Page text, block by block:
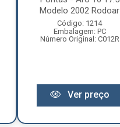
Modelo 2002 Rodoar
Código: 1214
Embalagem: PC
Número Original: C012R
Ver preço